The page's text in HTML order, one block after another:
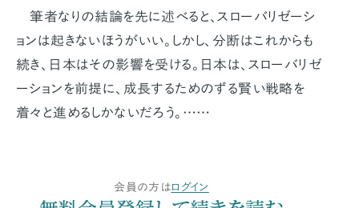
筆者なりの結論を先に述べると、スローバリゼーシ
ョンは起きないほうがいい。しかし、分断はこれからも
続き、日本はその影響を受ける。日本は、スローバリゼ
ーションを前提に、成長するためのずる賢い戦略を
着々と進めるしかないだろう。……
会員の方はログイン